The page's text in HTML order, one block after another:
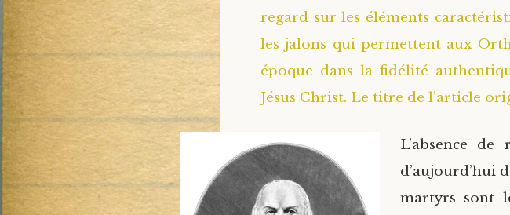
regard sur les éléments
les jalons qui permettent aux
époque dans la fidélité
Jésus Christ. Le titre de l’article
L’absence
d’aujourd’hui
martyrs sont